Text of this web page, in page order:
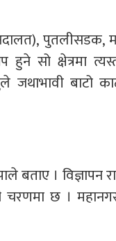
पुतलीसडक,
सो क्षेत्रमा
बाटो
बताए । विज्ञापन
छ ।